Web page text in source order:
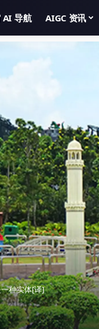
AI 导航 AIGC 资讯
种实体[译]